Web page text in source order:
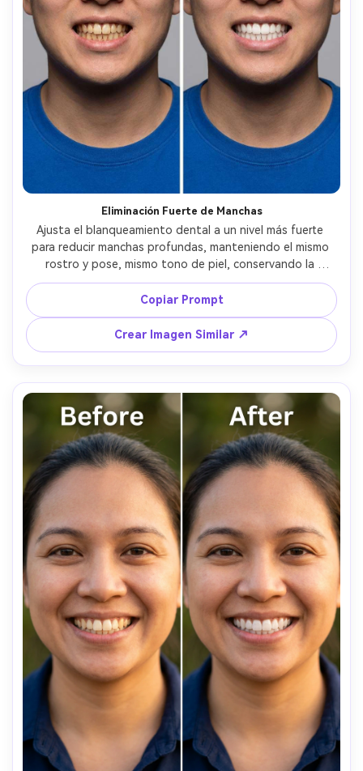
Eliminación Fuerte de Manchas
Ajusta el blanqueamiento dental a un nivel más fuerte
para reducir manchas profundas, manteniendo el mismo
rostro y pose, mismo tono de piel, conservando la
iluminación y el fondo originales, deja las encías naturales
y evita un acabado plástico --ar 4:5
Copiar Prompt
Crear Imagen Similar ↗